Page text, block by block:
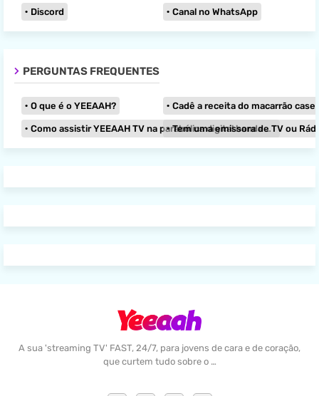
Discord Canal no WhatsApp
PERGUNTAS FREQUENTES
O que é o YEEAAH? Cadê a receita do macarrão caseiro
Como assistir YEEAAH TV na parabólica digital banda KU?
Tem uma emissora de TV ou Rádio
A sua 'streaming TV' FAST, 24/7, para jovens de cara e de coração,
que curtem tudo sobre o …